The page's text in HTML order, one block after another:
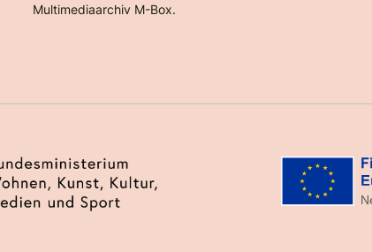
Multimediaarchiv M-Box.